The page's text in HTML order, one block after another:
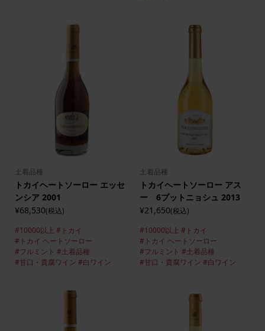
土着品種
トカイヘートソーロー エッセ
ンシア 2001
¥68,530(税込)
#10000以上 #トカイ
#トカイ ヘートソーロー
#フルミント #土着品種
#甘口・貴腐ワイン #白ワイン
土着品種
トカイヘートソーロー アス
ー 6プットニョシュ 2013
¥21,650(税込)
#10000以上 #トカイ
#トカイ ヘートソーロー
#フルミント #土着品種
#甘口・貴腐ワイン #白ワイン